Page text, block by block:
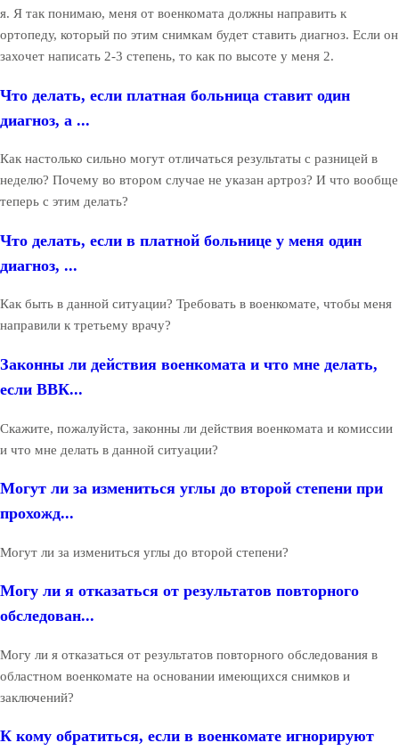
я. Я так понимаю, меня от военкомата должны направить к
ортопеду, который по этим снимкам будет ставить диагноз. Если он
захочет написать 2-3 степень, то как по высоте у меня 2.
Что делать, если платная больница ставит один
диагноз, а ...
Как настолько сильно могут отличаться результаты с разницей в
неделю? Почему во втором случае не указан артроз? И что вообще
теперь с этим делать?
Что делать, если в платной больнице у меня один
диагноз, ...
Как быть в данной ситуации? Требовать в военкомате, чтобы меня
направили к третьему врачу?
Законны ли действия военкомата и что мне делать,
если ВВК...
Скажите, пожалуйста, законны ли действия военкомата и комиссии
и что мне делать в данной ситуации?
Могут ли за измениться углы до второй степени при
прохожд...
Могут ли за измениться углы до второй степени?
Могу ли я отказаться от результатов повторного
обследован...
Могу ли я отказаться от результатов повторного обследования в
областном военкомате на основании имеющихся снимков и
заключений?
К кому обратиться, если в военкомате игнорируют